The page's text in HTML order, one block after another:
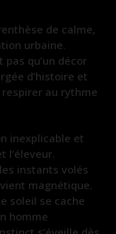
de calme,
urbaine.
pas qu’un décor
d’histoire et
au rythme
inexplicable et
l’éleveur.
instants volés
magnétique.
soleil se cache
homme